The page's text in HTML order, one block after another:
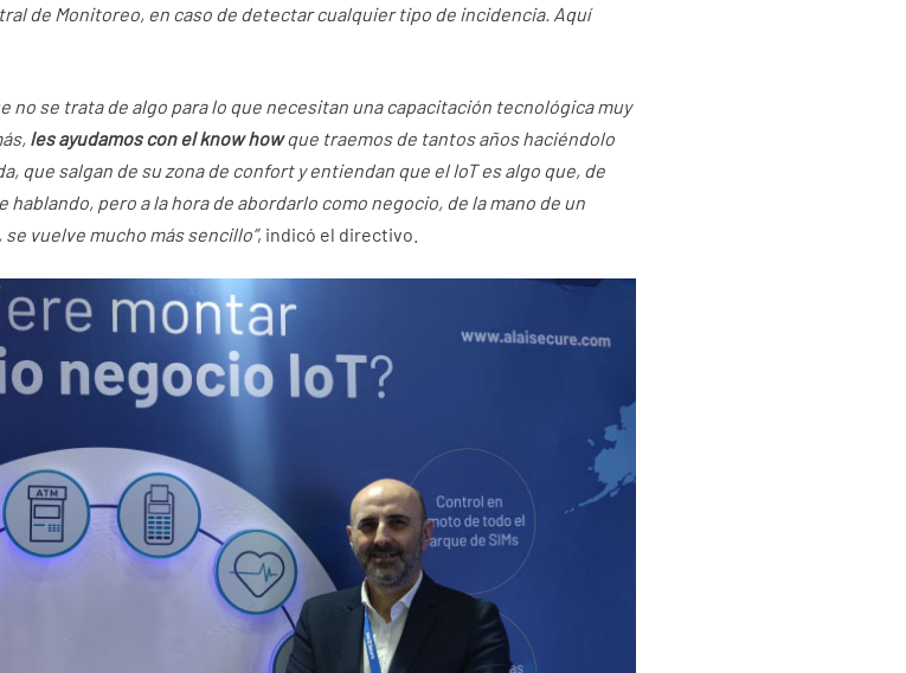
de Monitoreo, en caso de detectar cualquier tipo de incidencia. Aquí
no se trata de algo para lo que necesitan una capacitación tecnológica muy
les ayudamos con el know howque traemos de tantos años haciéndolo
que salgan de su zona de confort y entiendan que el IoT es algo que, de
pero a la hora de abordarlo como negocio, de la mano de un
vuelve mucho más sencillo”, indicó el directivo.